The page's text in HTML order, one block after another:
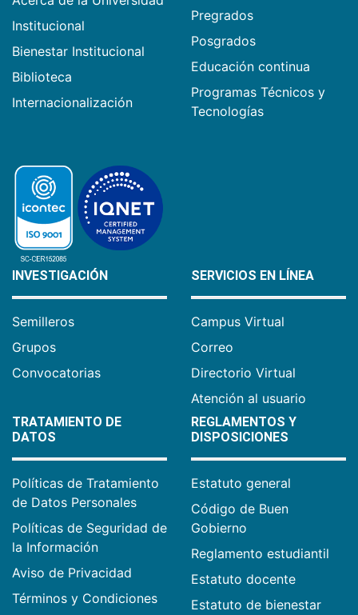
Institucional
Bienestar Institucional
Biblioteca
Internacionalización
Pregrados
Posgrados
Educación continua
Programas Técnicos y
Tecnologías
INVESTIGACIÓN
Semilleros
Grupos
Convocatorias
SERVICIOS EN LÍNEA
Campus Virtual
Correo
Directorio Virtual
Atención al usuario
TRATAMIENTO DE
DATOS
Políticas de Tratamiento
de Datos Personales
Políticas de Seguridad de
la Información
Aviso de Privacidad
Términos y Condiciones
REGLAMENTOS Y
DISPOSICIONES
Estatuto general
Código de Buen
Gobierno
Reglamento estudiantil
Estatuto docente
Estatuto de bienestar